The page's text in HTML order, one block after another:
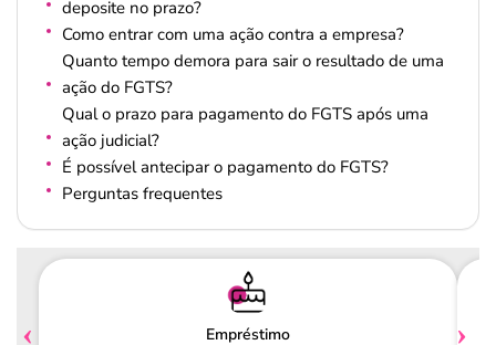
deposite no prazo?
Como entrar com uma ação contra a empresa?
Quanto tempo demora para sair o resultado de uma
ação do FGTS?
Qual o prazo para pagamento do FGTS após uma
ação judicial?
É possível antecipar o pagamento do FGTS?
Perguntas frequentes
Empréstimo